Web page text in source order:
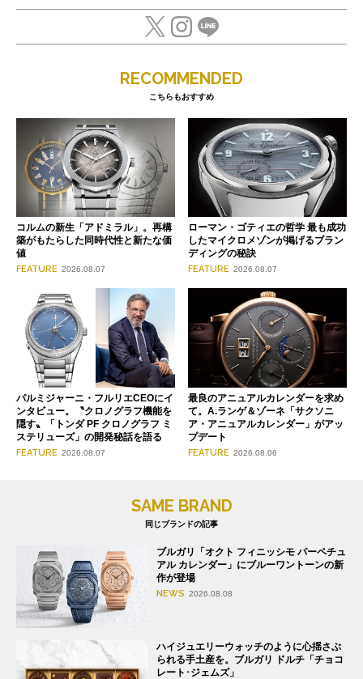
RECOMMENDED
こちらもおすすめ
コルムの新生「アドミラル」。再構
築がもたらした同時代性と新たな価
値
FEATURE 2026.08.07
ローマン・ゴティエの哲学 最も成功
したマイクロメゾンが掲げるブラン
ディングの秘訣
FEATURE 2026.08.07
パルミジャーニ・フルリエCEOにイ
ンタビュー。〝クロノグラフ機能を
隠す〟「トンダ PF クロノグラフ ミ
ステリューズ」の開発秘話を語る
FEATURE 2026.08.07
最良のアニュアルカレンダーを求め
て。A.ランゲ＆ゾーネ「サクソニ
ア・アニュアルカレンダー」がアッ
プデート
FEATURE 2026.08.06
SAME BRAND
同じブランドの記事
ブルガリ「オクト フィニッシモ パーペチュ
アル カレンダー」にブルーワントーンの新
作が登場
NEWS 2026.08.08
ハイジュエリーウォッチのように心揺さぶ
られる手土産を。ブルガリ ドルチ「チョコ
レート･ジェムズ」